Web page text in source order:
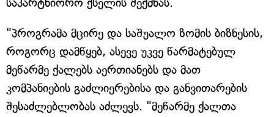
"პროგრამა მცირე და საშუალო ზომის ბიზნესის,
როგორც დამწყებ, ასევე უკვე წარმატებულ
მეწარმე ქალებს აერთიანებს და მათ
კომპანიების გაძლიერებისა და განვითარების
შესაძლებლობას აძლევს. "მეწარმე ქალთა